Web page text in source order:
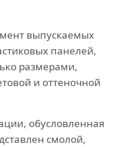
выпускаемых
панелей,
размерами,
и оттеночной
обусловленная
смолой,